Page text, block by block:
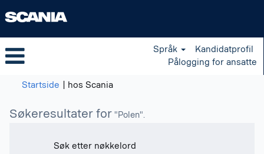
Språk
Kandidatprofil
Pålogging for ansatte
Startside hos Scania(gjeldende
Søkeresultater for "Polen".
Søk etter nøkkelord